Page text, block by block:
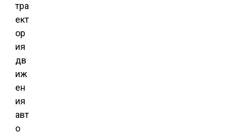
тра
ект
ор
ия
дв
иж
ен
ия
авт
о